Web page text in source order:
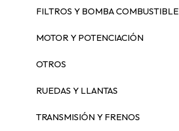
FILTROS Y BOMBA COMBUSTIBLE
MOTOR Y POTENCIACIÓN
OTROS
RUEDAS Y LLANTAS
TRANSMISIÓN Y FRENOS